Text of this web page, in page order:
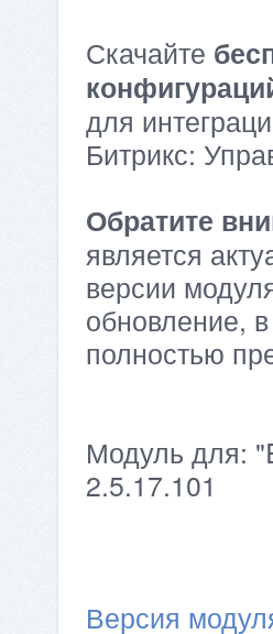
Скачайте
для
Битрикс:
Обратите
является
версии
обновление,
полностью
Модуль для:
2.5.17.101
Версия